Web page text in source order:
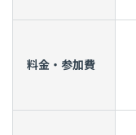
料金・参加費